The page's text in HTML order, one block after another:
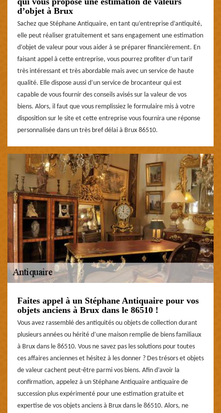
d’objet à Brux
Sachez que Stéphane Antiquaire, en tant qu’entreprise d’antiquité,
elle peut réaliser gratuitement et sans engagement une estimation
d’objet de valeur pour vous aider à se préparer financièrement. En
faisant appel à cette entreprise, vous pourrez profiter d’un tarif
très intéressant et très abordable mais avec un service de haute
qualité. Elle dispose aussi d’un service de brocanteur qui est
capable de vous fournir des conseils avisés sur la valeur de vos
biens. Alors, il faut que vous remplissiez le formulaire mis à votre
disposition sur le site et cette entreprise vous fournira une réponse
personnalisée dans un très bref délai à Brux 86510.
Faites appel à un Stéphane Antiquaire pour vos
objets anciens à Brux dans le 86510 !
Vous avez rassemblé des antiquités ou objets de collection durant
plusieurs années ou hérité d’une maison remplie de biens familiaux
à Brux dans le 86510. Vous ne savez pas les solutions pour toutes
ces affaires anciennes et hésitez à les donner ? Des trésors et objets
de valeur cachent peut-être parmi vos biens. Afin d’avoir la
confirmation, appelez à un Stéphane Antiquaire antiquaire de
succession plus expérimenté pour une estimation gratuite et
expertise de vos objets anciens à Brux dans le 86510. Alors, ne